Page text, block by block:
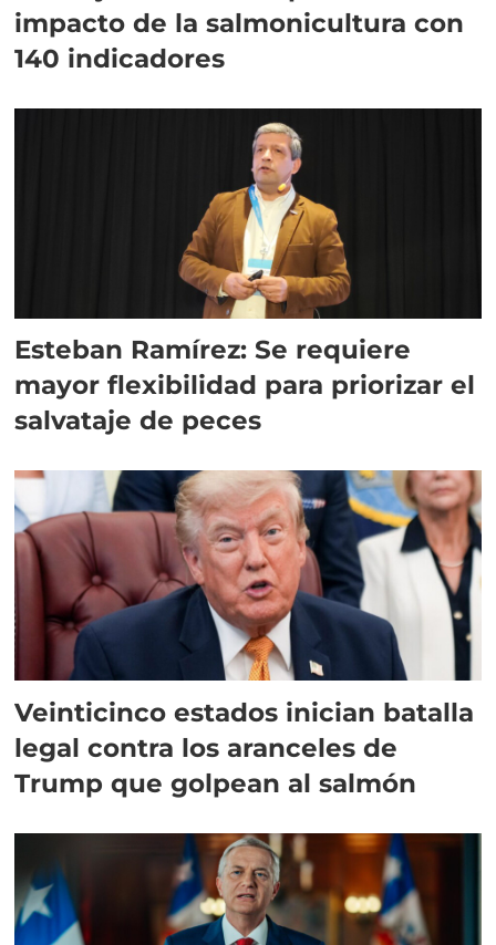
impacto de la salmonicultura con
140 indicadores
Esteban Ramírez: Se requiere
mayor flexibilidad para priorizar el
salvataje de peces
Veinticinco estados inician batalla
legal contra los aranceles de
Trump que golpean al salmón